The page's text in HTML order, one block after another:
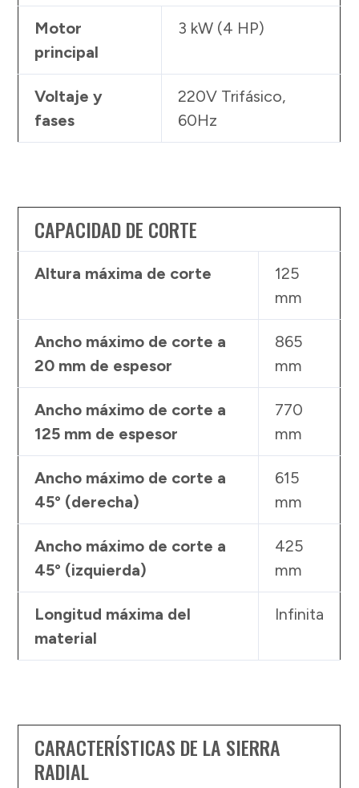
Motor
principal
3 kW (4 HP)
Voltaje y
fases
220V Trifásico,
60Hz
CAPACIDAD DE CORTE
Altura máxima de corte
125
mm
Ancho máximo de corte a
20 mm de espesor
865
mm
Ancho máximo de corte a
125 mm de espesor
770
mm
Ancho máximo de corte a
45° (derecha)
615
mm
Ancho máximo de corte a
45° (izquierda)
425
mm
Longitud máxima del
material
Infinita
CARACTERÍSTICAS DE LA SIERRA
RADIAL